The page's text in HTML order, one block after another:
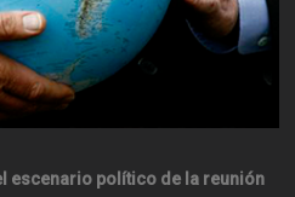
escenario político de la reunión